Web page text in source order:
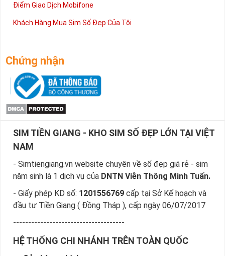
Điểm Giao Dịch Mobifone
Khách Hàng Mua Sim Số Đẹp Của Tôi
Chứng nhận
SIM TIỀN GIANG - KHO SIM SỐ ĐẸP LỚN TẠI VIỆT
NAM
- Simtiengiang.vn website chuyên về số đẹp giá rẻ - sim
năm sinh là 1 dịch vụ của DNTN Viễn Thông Minh Tuấn.
- Giấy phép KD số: 1201556769 cấp tại Sở Kế hoạch và
đầu tư Tiền Giang ( Đồng Tháp ), cấp ngày 06/07/2017
-------------------------------------
HỆ THỐNG CHI NHÁNH TRÊN TOÀN QUỐC